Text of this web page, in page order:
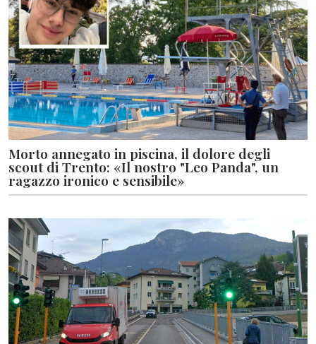
Morto annegato in piscina, il dolore degli
scout di Trento: «Il nostro "Leo Panda", un
ragazzo ironico e sensibile»